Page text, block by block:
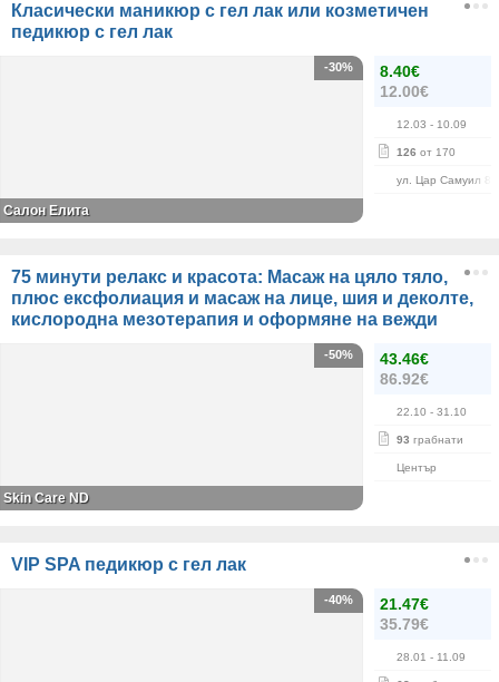
Класически маникюр с гел лак или козметичен
педикюр с гел лак
8.40€
12.00€
12.03 - 10.09
126 от 170
ул. Цар Самуил 84
-30%
Салон Елита
75 минути релакс и красота: Масаж на цяло тяло,
плюс ексфолиация и масаж на лице, шия и деколте,
кислородна мезотерапия и оформяне на вежди
43.46€
86.92€
22.10 - 31.10
93 грабнати
Център
-50%
Skin Care ND
VIP SPA педикюр с гел лак
21.47€
35.79€
28.01 - 11.09
-40%